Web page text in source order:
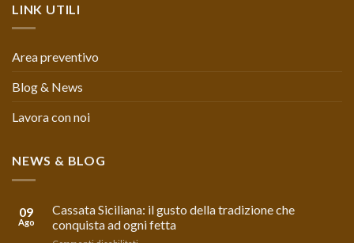
LINK UTILI
Area preventivo
Blog & News
Lavora con noi
NEWS & BLOG
09
Ago
Cassata Siciliana: il gusto della tradizione che
conquista ad ogni fetta